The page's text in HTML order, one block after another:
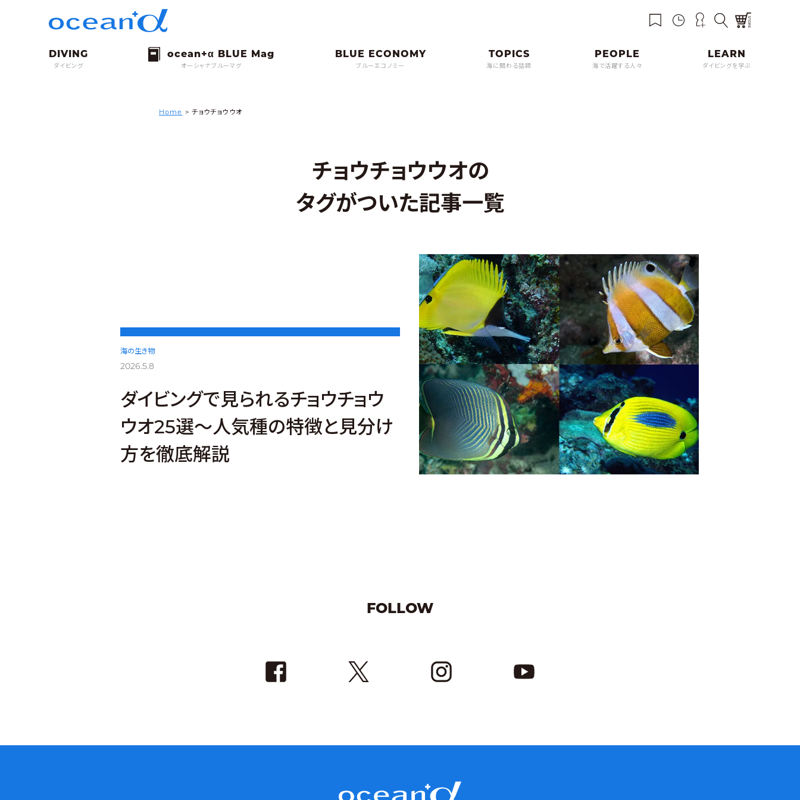
ダイビング オーシャナブルーマグ ブルーエコノミー 海に関わる話題 海で活躍する人々 ダイビングを学ぶ
Home > チョウチョウウオ
チョウチョウウオの
タグがついた記事一覧
海の生き物
2026.5.8
ダイビングで見られるチョウチョウ
ウオ25選～人気種の特徴と見分け
方を徹底解説
FOLLOW